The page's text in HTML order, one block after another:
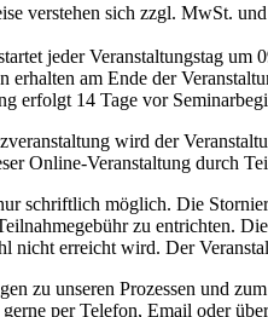
verstehen sich zzgl. MwSt.
jeder Veranstaltungstag um
erhalten am Ende der
erfolgt 14 Tage vor
wird der
Online-Veranstaltung durch
schriftlich möglich. Die
zu entrichten.
nicht erreicht wird. Der
zu unseren Prozessen und
per Telefon, Email oder